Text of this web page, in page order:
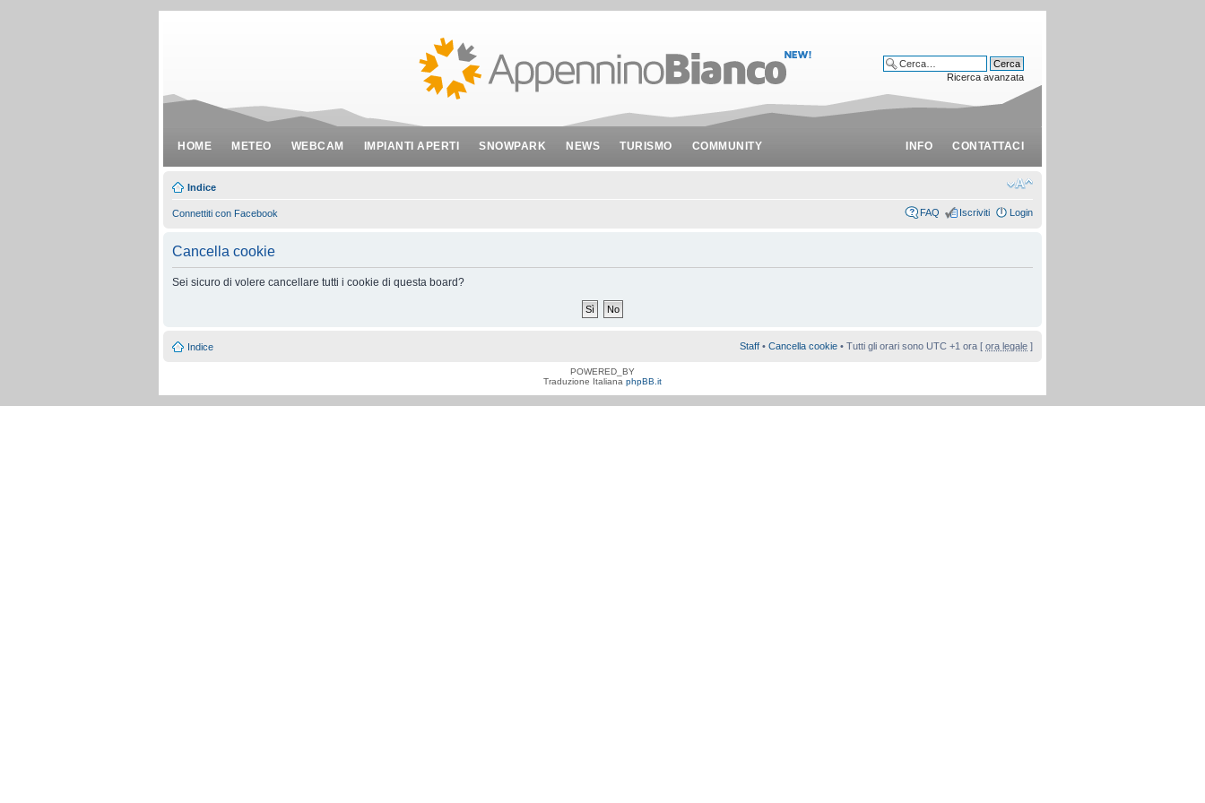
HOME METEO WEBCAM IMPIANTI APERTI SNOWPARK NEWS TURISMO COMMUNITY INFO CONTATTACI
Ricerca avanzata
Indice
Connettiti con Facebook FAQ Iscriviti Login
Cancella cookie
Sei sicuro di volere cancellare tutti i cookie di questa board?
Indice Staff • Cancella cookie • Tutti gli orari sono UTC +1 ora [ ora legale ]
POWERED_BY
Traduzione Italiana phpBB.it